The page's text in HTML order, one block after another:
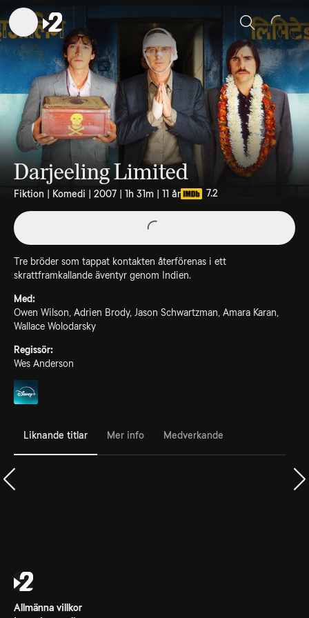
Sök
Darjeeling Limited
Fiktion | Komedi | 2007 | 1h 31m | 11 år 7.2
Tre bröder som tappat kontakten återförenas i ett
skrattframkallande äventyr genom Indien.
Med:
Owen Wilson, Adrien Brody, Jason Schwartzman, Amara Karan,
Wallace Wolodarsky
Regissör:
Wes Anderson
Liknande titlar Mer info Medverkande
Allmänna villkor